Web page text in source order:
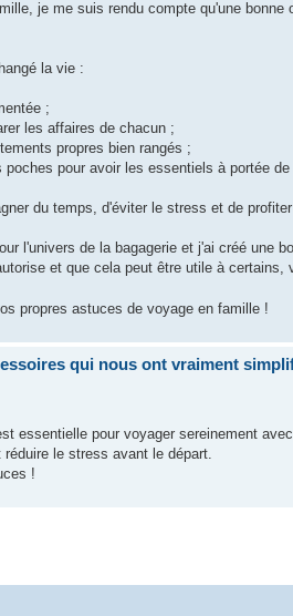
je me suis rendu compte qu'une
la vie :
;
les affaires de chacun ;
propres bien rangés ;
pour avoir les essentiels à portée de
du temps, d'éviter le stress et de
l'univers de la bagagerie et j'ai créé une
et que cela peut être utile à
propres astuces de voyage en famille !
qui nous ont vraiment
essentielle pour voyager sereinement
le stress avant le départ.
!